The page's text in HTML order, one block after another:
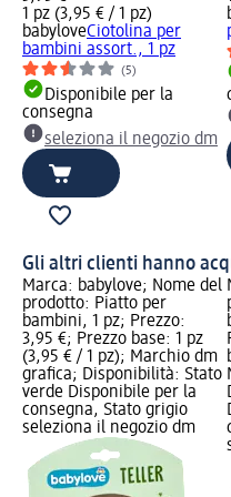
1 pz (3,95 € / 1 pz)
babyloveCiotolina per
bambini assort., 1 pz
(5)
Disponibile per la
consegna
seleziona il negozio dm
Gli altri clienti hanno
Marca: babylove; Nome del
prodotto: Piatto per
bambini, 1 pz; Prezzo:
3,95 €; Prezzo base: 1 pz
(3,95 € / 1 pz); Marchio dm
grafica; Disponibilità: Stato
verde Disponibile per la
consegna, Stato grigio
seleziona il negozio dm